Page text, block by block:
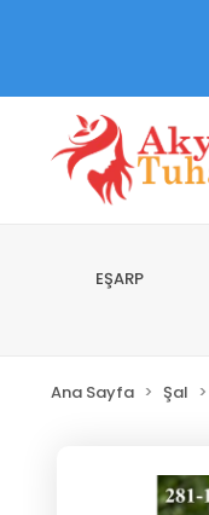
EŞARP
Ana Sayfa Şal